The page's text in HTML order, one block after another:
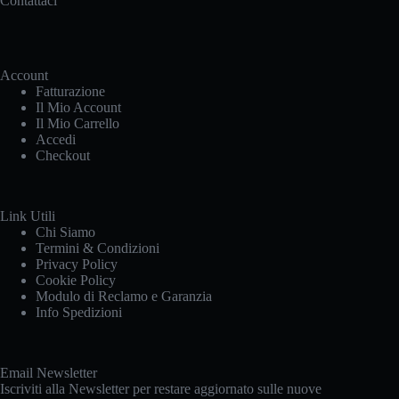
Account
Fatturazione
Il Mio Account
Il Mio Carrello
Accedi
Checkout
Link Utili
Chi Siamo
Termini & Condizioni
Privacy Policy
Cookie Policy
Modulo di Reclamo e Garanzia
Info Spedizioni
Email Newsletter
Iscriviti alla Newsletter per restare aggiornato sulle nuove